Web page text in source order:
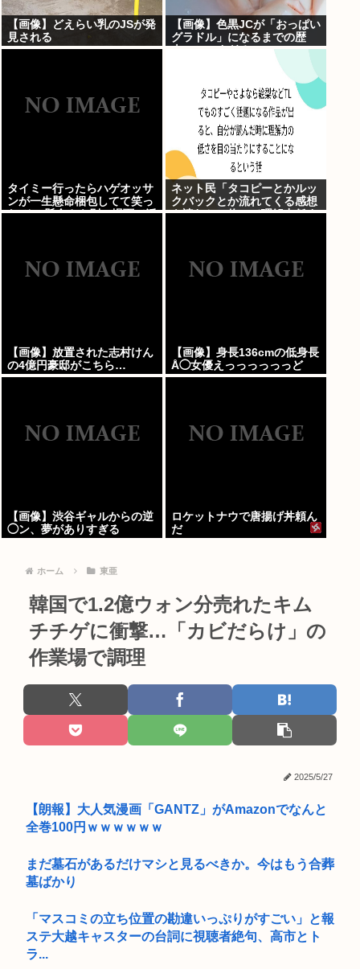
【画像】どえらい乳のJSが発
見される
【画像】色黒JCが「おっぱい
グラドル」になるまでの歴
史、シコすぎるwww
タイミー行ったらハゲオッサ
ンが一生懸命梱包してて笑っ
た その懸命さを別の場面で活
ネット民「タコピーとかルッ
クバックとか流れてくる感想
を読むと、俺って理解力低す
【画像】放置された志村けん
の4億円豪邸がこちら…
【画像】身長136cmの低身長
Å◯女優えっっっっっっど
【画像】渋谷ギャルからの逆
◯ン、夢がありすぎる
ロケットナウで唐揚げ丼頼ん
だ
ホーム 東亜
韓国で1.2億ウォン分売れたキム
チチゲに衝撃…「カビだらけ」の
作業場で調理
2025/5/27
【朗報】大人気漫画「GANTZ」がAmazonでなんと
全巻100円ｗｗｗｗｗｗ
まだ墓石があるだけマシと見るべきか。今はもう合葬
墓ばかり
「マスコミの立ち位置の勘違いっぷりがすごい」と報
ステ大越キャスターの台詞に視聴者絶句、高市とト
ラ...